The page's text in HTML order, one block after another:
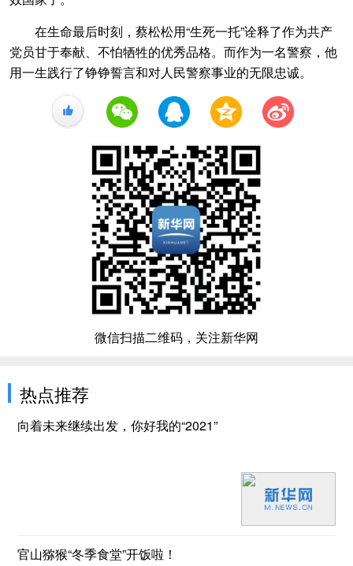
在生命最后时刻，蔡松松用“生死一托”诠释了作为共产
党员甘于奉献、不怕牺牲的优秀品格。而作为一名警察，他
用一生践行了铮铮誓言和对人民警察事业的无限忠诚。
+1
微信扫描二维码，关注新华网
热点推荐
向着未来继续出发，你好我的“2021”
官山猕猴“冬季食堂”开饭啦！